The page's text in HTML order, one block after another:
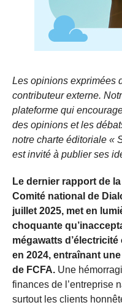
Les opinions exprimées
contributeur externe.
plateforme qui
des opinions et les
notre charte éditoriale «
est invité à publier ses
Le dernier rapport de
Comité national de
juillet 2025, met en
choquante
mégawatts
en 2024, entraînant
de FCFA. Une
finances de l’entreprise
surtout les clients